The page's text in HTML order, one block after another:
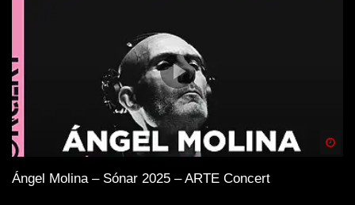
Ángel Molina – Sónar 2025 – ARTE Concert